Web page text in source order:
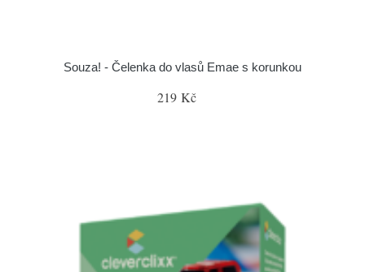
Souza! - Čelenka do vlasů Emae s korunkou
219 Kč